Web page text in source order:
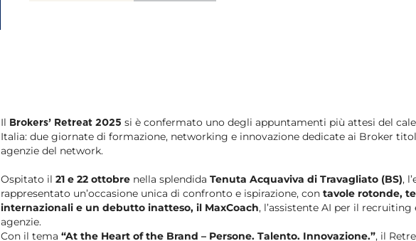
Il Brokers’ Retreat 2025 si è confermato uno degli appuntamenti più attesi del
Italia: due giornate di formazione, networking e innovazione dedicate ai Broker
agenzie del network.
Ospitato il 21 e 22 ottobre nella splendida Tenuta Acquaviva di Travagliato (BS),
rappresentato un’occasione unica di confronto e ispirazione, con tavole rotonde,
internazionali e un debutto inatteso, il MaxCoach, l’assistente AI per il recruiting
agenzie.
Con il tema “At the Heart of the Brand – Persone. Talento. Innovazione.”, il